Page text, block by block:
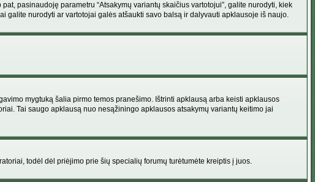
pasinaudoję parametru “Atsakymų variantų skaičius vartotojui”, galite nurodyti, kiek
nurodyti ar vartotojai galės atšaukti savo balsą ir dalyvauti apklausoje iš naujo.
mygtuką šalia pirmo temos pranešimo. Ištrinti apklausą arba keisti apklausos
Tai saugo apklausą nuo nesąžiningo apklausos atsakymų variantų keitimo jai
todėl dėl priėjimo prie šių specialių forumų turėtumėte kreiptis į juos.